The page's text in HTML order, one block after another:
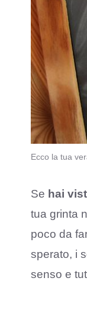
Ecco la tua
Se hai
tua grinta
poco da
sperato, i
senso e